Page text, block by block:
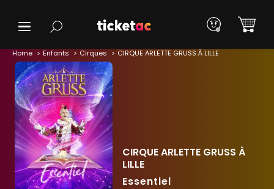
Home Enfants Cirques CIRQUE ARLETTE GRUSS À LILLE
CIRQUE ARLETTE GRUSS À
LILLE
Essentiel